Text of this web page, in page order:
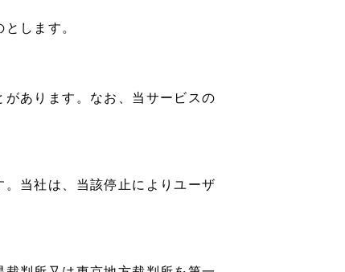
します。
あります。なお、当サービスの
当社は、当該停止によりユーザ